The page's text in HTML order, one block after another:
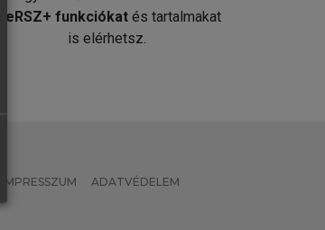
MeRSZ+ funkciókat és tartalmakat
is elérhetsz.
IMPRESSZUM ADATVÉDELEM